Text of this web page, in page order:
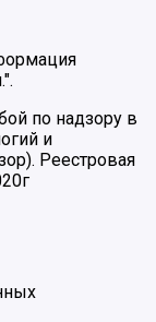
по надзору в
и
Реестровая